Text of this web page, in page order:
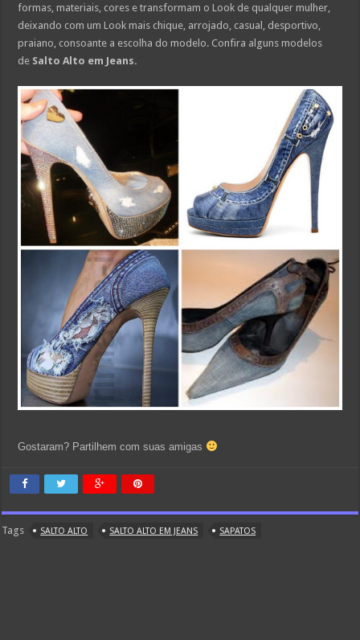
formas, materiais, cores e transformam o Look de qualquer mulher,
deixando com um Look mais chique, arrojado, casual, desportivo,
praiano, consoante a escolha do modelo. Confira alguns modelos
de Salto Alto em Jeans.
Gostaram? Partilhem com suas amigas
Tags SALTO ALTO SALTO ALTO EM JEANS SAPATOS